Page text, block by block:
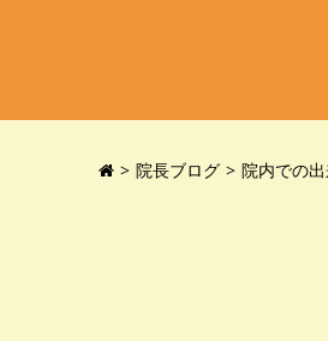
院長ブログ 院内での